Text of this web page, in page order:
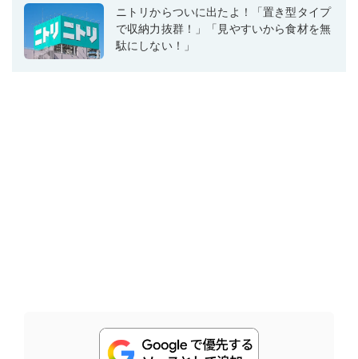
ニトリからついに出たよ！「置き型タイプ
で収納力抜群！」「見やすいから食材を無
駄にしない！」